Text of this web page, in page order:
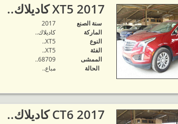
2017 XT5 كاديلاك..
سنة الصنع
2017
الماركة
كاديلاك..
النوع
XT5..
الفئة
XT5..
الممشى
68709..
الحالة
مباع..
2017 CT6 كاديلاك..